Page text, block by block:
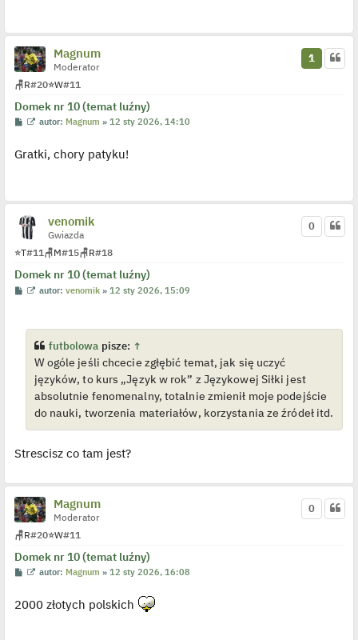
j
e
d
y
c
y
p
o
t
Magnum
Moderator
🪑R#20⭐W#11
Domek nr 10 (temat luźny)
1
P
t
W
w
p
y
c
z
s
t
autor: Magnum »12 sty 2026, 14:10
Gratki, chory patyku!
venomik
Gwiazda
⭐T#11🪑M#15🪑R#18
Domek nr 10 (temat luźny)
0
P
W
i
e
t
l
o
j
e
d
z
o
s
t
autor:venomik »12 sty 2026, 15:09
futbolowa pisze: ↑
W ogóle jeśli chcecie zgłębić temat, jak się uczyć
języków, to kurs „Język w rok” z Językowej Siłki jest
absolutnie fenomenalny, totalnie zmienił moje podejście
do nauki, tworzenia materiałów, korzystania ze źródeł itd.
Strescisz co tam jest?
Magnum
Moderator
🪑R#20⭐W#11
Domek nr 10 (temat luźny)
0
P
t
W
w
i
autor: Magnum »12 sty 2026, 16:08
2000 złotych polskich